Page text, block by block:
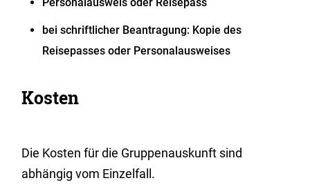
bei schriftlicher Beantragung: Kopie des
Reisepasses oder Personalausweises
Kosten
Die Kosten für die Gruppenauskunft sind
abhängig vom Einzelfall.